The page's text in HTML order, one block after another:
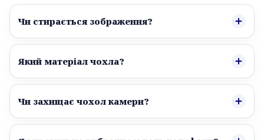
Чи стирається зображення?
Який матеріал чохла?
Чи захищає чохол камери?